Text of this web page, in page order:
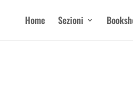
Home Sezioni